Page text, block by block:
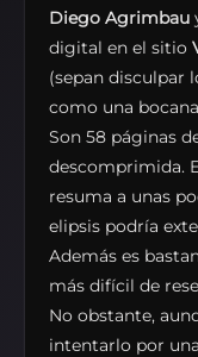
Diego Agrimbau
digital en el sitio
(sepan disculpar
como una
Son 58 páginas
descomprimida.
resuma a unas
elipsis podría
Además es
más difícil de
No obstante,
intentarlo por